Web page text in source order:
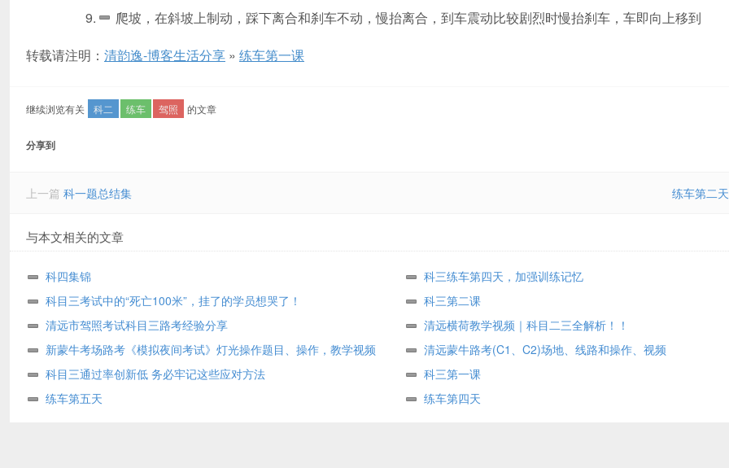
爬坡，在斜坡上制动，踩下离合和刹车不动，慢抬离合，到车震动比较剧烈时慢抬刹车，车即向上移到
转载请注明： 清韵逸-博客生活分享 » 练车第一课
继续浏览有关 科二 练车 驾照 的文章
分享到
上一篇 科一题总结集 练车第二天
与本文相关的文章
科四集锦
科三练车第四天，加强训练记忆
科目三考试中的“死亡100米”，挂了的学员想哭了！
科三第二课
清远市驾照考试科目三路考经验分享
清远横荷教学视频｜科目二三全解析！！
新蒙牛考场路考《模拟夜间考试》灯光操作题目、操作，教学视频
清远蒙牛路考(C1、C2)场地、线路和操作、视频
科目三通过率创新低 务必牢记这些应对方法
科三第一课
练车第五天
练车第四天